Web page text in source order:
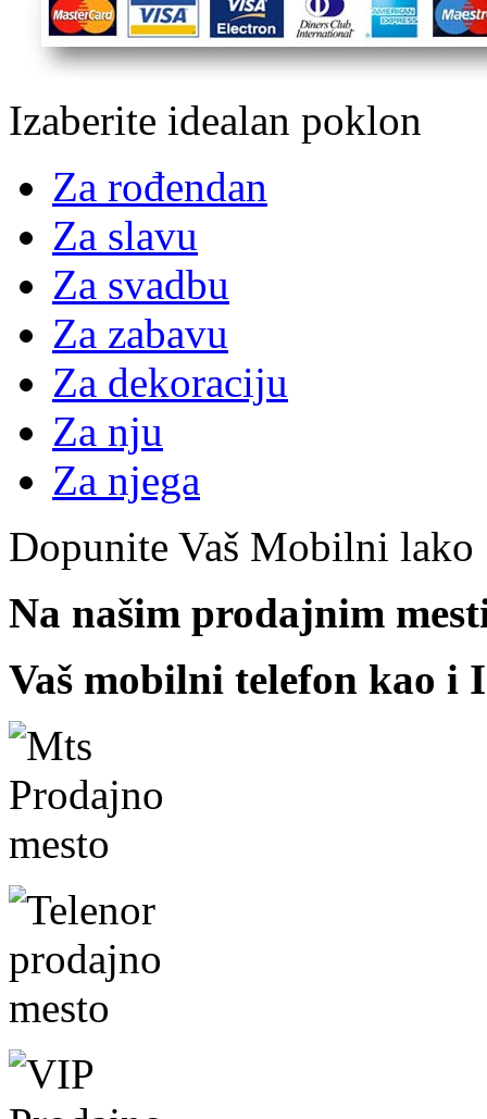
Izaberite idealan poklon
Za rođendan
Za slavu
Za svadbu
Za zabavu
Za dekoraciju
Za nju
Za njega
Dopunite Vaš Mobilni lako
Na našim prodajnim
Vaš mobilni telefon kao i